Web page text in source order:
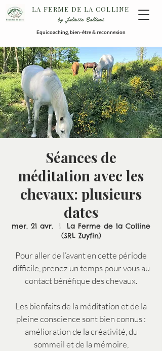
LA FERME DE LA COLLINE
by Juliette Collinet
Equicoaching, bien-être & reconnexion
Séances de
méditation avec les
chevaux: plusieurs
dates
mer. 21 avr.
  |
La Ferme de la Colline
(SRL Zuyfin)
Pour aller de l’avant en cette période
difficile, prenez un temps pour vous au
contact bénéfique des chevaux.
Les bienfaits de la méditation et de la
pleine conscience sont bien connus :
amélioration de la créativité, du
sommeil et de la mémoire,